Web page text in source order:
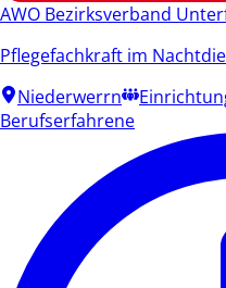
AWO Bezirksverband
Pflegefachkraft im
Niederwerrn
Berufserfahrene